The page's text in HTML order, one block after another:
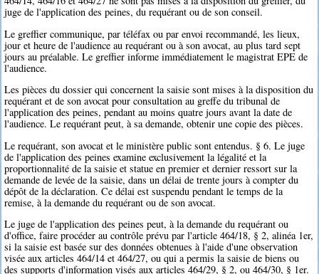
juge de l'application des peines, du requérant ou de son conseil.
Le greffier communique, par téléfax ou par envoi recommandé, les lieux,
jour et heure de l'audience au requérant ou à son avocat, au plus tard sept
jours au préalable. Le greffier informe immédiatement le magistrat EPE de
l'audience.
Les pièces du dossier qui concernent la saisie sont mises à la disposition du
requérant et de son avocat pour consultation au greffe du tribunal de
l'application des peines, pendant au moins quatre jours avant la date de
l'audience. Le requérant peut, à sa demande, obtenir une copie des pièces.
Le requérant, son avocat et le ministère public sont entendus. § 6. Le juge
de l'application des peines examine exclusivement la légalité et la
proportionnalité de la saisie et statue en premier et dernier ressort sur la
demande de levée de la saisie, dans un délai de trente jours à compter du
dépôt de la déclaration. Ce délai est suspendu pendant le temps de la
remise, à la demande du requérant ou de son avocat.
Le juge de l'application des peines peut, à la demande du requérant ou
d'office, faire procéder au contrôle prévu par l'article 464/18, § 2, alinéa 1er,
si la saisie est basée sur des données obtenues à l'aide d'une observation
visée aux articles 464/14 et 464/27, ou qui a permis la saisie de biens ou
des supports d'information visés aux articles 464/29, § 2, ou 464/30, § 1er.